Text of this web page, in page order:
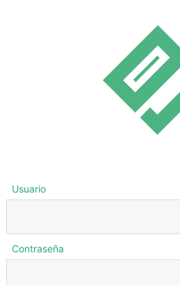
Usuario
Contraseña